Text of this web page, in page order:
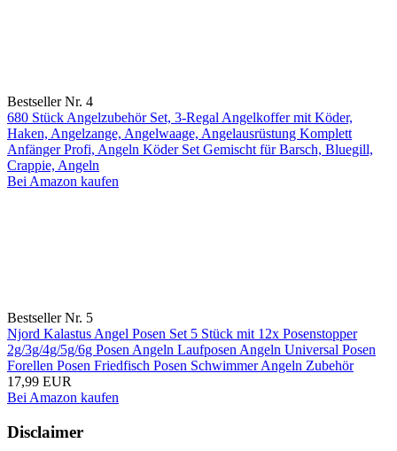
Bestseller Nr. 4
680 Stück Angelzubehör Set, 3-Regal Angelkoffer mit Köder,
Haken, Angelzange, Angelwaage, Angelausrüstung Komplett
Anfänger Profi, Angeln Köder Set Gemischt für Barsch, Bluegill,
Crappie, Angeln
Bei Amazon kaufen
Bestseller Nr. 5
Njord Kalastus Angel Posen Set 5 Stück mit 12x Posenstopper
2g/3g/4g/5g/6g Posen Angeln Laufposen Angeln Universal Posen
Forellen Posen Friedfisch Posen Schwimmer Angeln Zubehör
17,99 EUR
Bei Amazon kaufen
Disclaimer